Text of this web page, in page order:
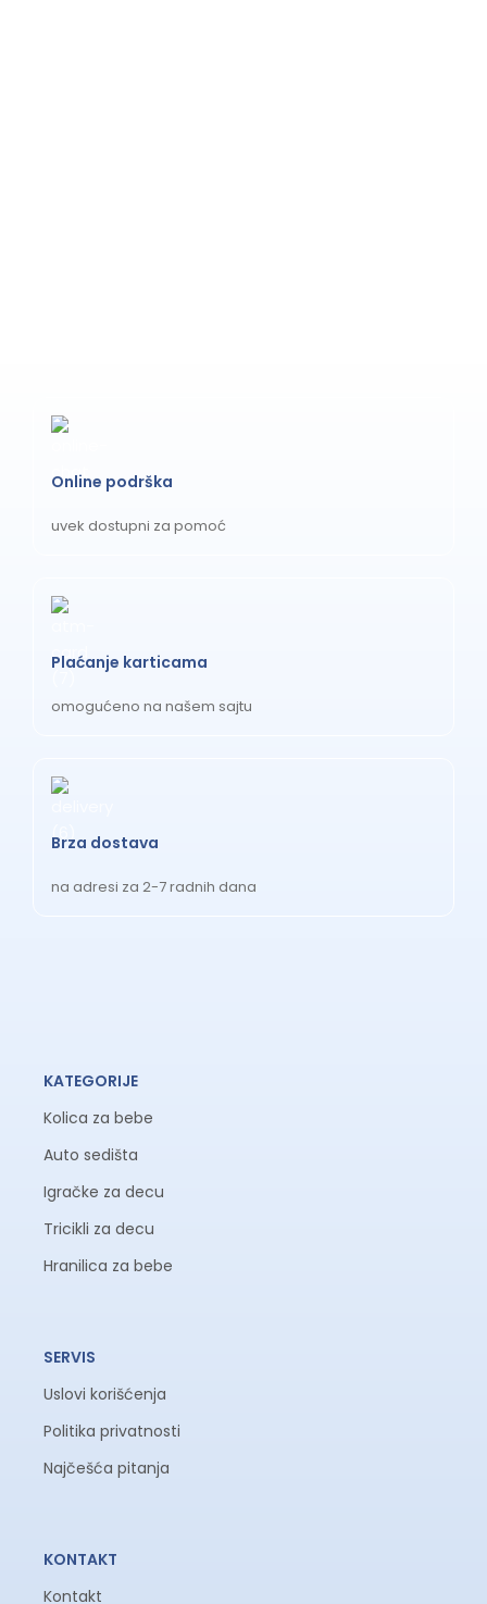
Online podrška
uvek dostupni za pomoć
Plaćanje karticama
omogućeno na našem sajtu
Brza dostava
na adresi za 2-7 radnih dana
KATEGORIJE
Kolica za bebe
Auto sedišta
Igračke za decu
Tricikli za decu
Hranilica za bebe
SERVIS
Uslovi korišćenja
Politika privatnosti
Najčešća pitanja
KONTAKT
Kontakt